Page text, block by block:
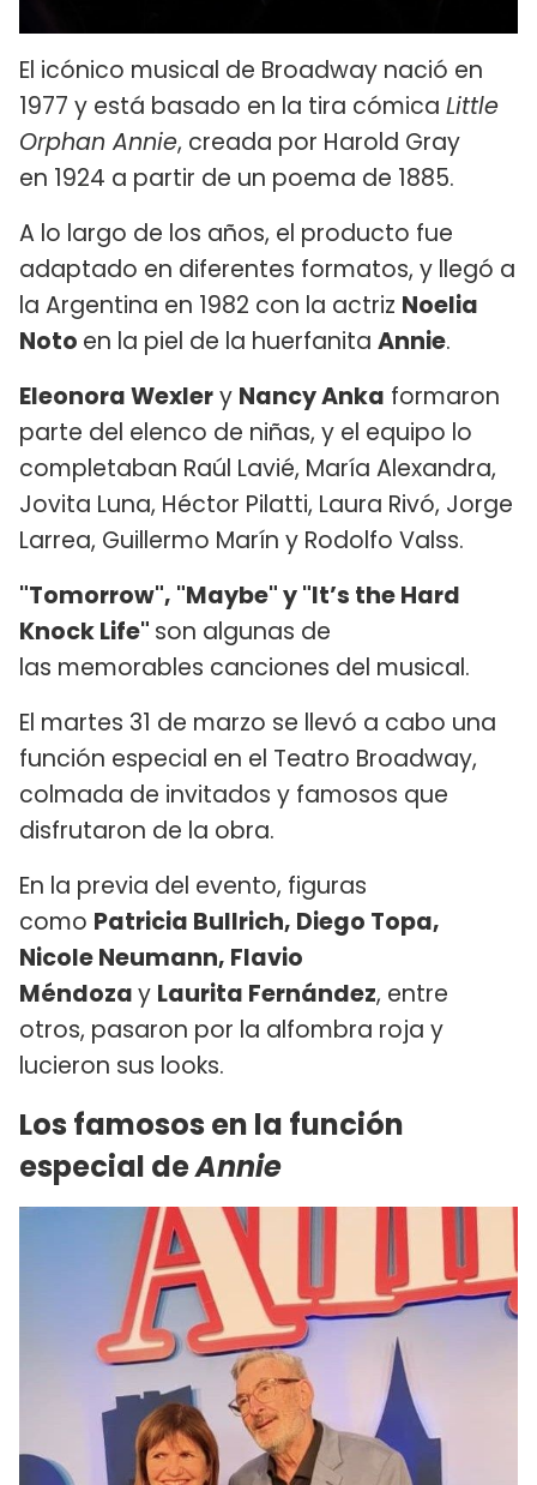
El icónico musical de Broadway nació en
1977 y está basado en la tira cómica Little
Orphan Annie, creada por Harold Gray
en 1924 a partir de un poema de 1885.
A lo largo de los años, el producto fue
adaptado en diferentes formatos, y llegó a
la Argentina en 1982 con la actriz Noelia
Noto en la piel de la huerfanita Annie.
Eleonora Wexlery Nancy Anka formaron
parte del elenco de niñas, y el equipo lo
completaban Raúl Lavié, María Alexandra,
Jovita Luna, Héctor Pilatti, Laura Rivó, Jorge
Larrea, Guillermo Marín y Rodolfo Valss.
"Tomorrow", "Maybe" y "It’s the Hard
Knock Life" son algunas de
las memorables canciones del musical.
El martes 31 de marzo se llevó a cabo una
función especial en el Teatro Broadway,
colmada de invitados y famosos que
disfrutaron de la obra.
En la previa del evento, figuras
como Patricia Bullrich, Diego Topa,
Nicole Neumann, Flavio
Méndozay Laurita Fernández, entre
otros, pasaron por la alfombra roja y
lucieron sus looks.
Los famosos en la función
especial deAnnie